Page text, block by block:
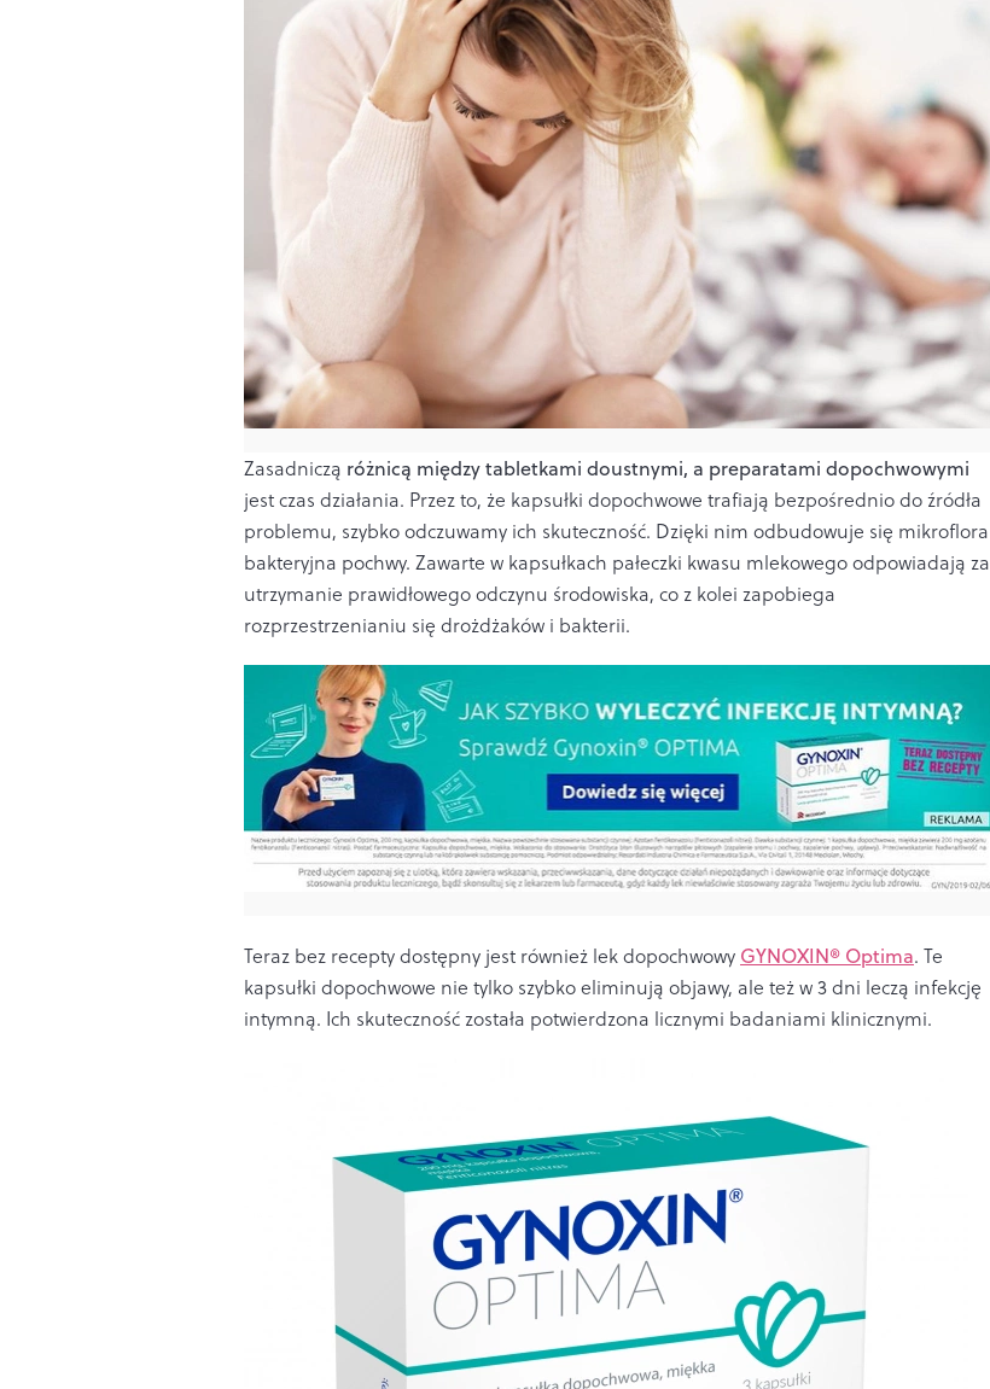
Zasadniczą różnicą między tabletkami doustnymi, a preparatami dopochwowymi
jest czas działania. Przez to, że kapsułki dopochwowe trafiają bezpośrednio do źródła
problemu, szybko odczuwamy ich skuteczność. Dzięki nim odbudowuje się mikroflora
bakteryjna pochwy. Zawarte w kapsułkach pałeczki kwasu mlekowego odpowiadają za
utrzymanie prawidłowego odczynu środowiska, co z kolei zapobiega
rozprzestrzenianiu się drożdżaków i bakterii.
Teraz bez recepty dostępny jest również lek dopochwowy GYNOXIN® Optima. Te
kapsułki dopochwowe nie tylko szybko eliminują objawy, ale też w 3 dni leczą infekcję
intymną. Ich skuteczność została potwierdzona licznymi badaniami klinicznymi.